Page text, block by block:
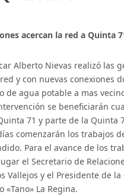
acercan la red a Quinta
Alberto Nievas realizó las
y con nuevas conexiones
de agua potable a mas
se beneficiarán
71 y parte de la Quinta
comenzarán los trabajos
Para el avance de los
el Secretario de
Vallejos y el Presidente de la
«Tano» La Regina.